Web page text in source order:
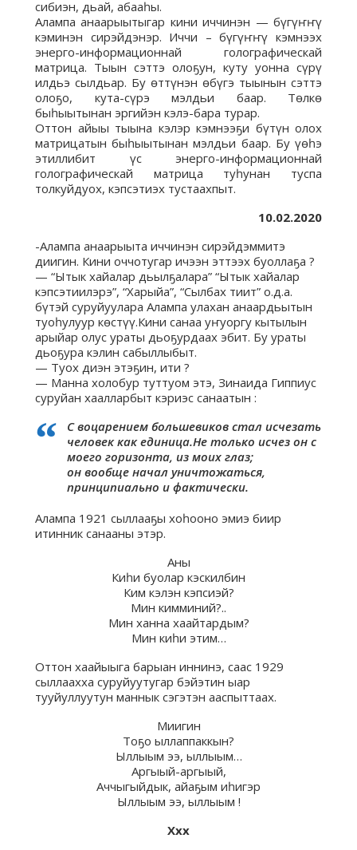
сибиэн, дьай, абааһы.
Алампа анаарыытыгар кини иччинэн — бүгүҥҥү
кэминэн сирэйдэнэр. Иччи – бүгүҥҥү кэмнээх
энерго-информационнай голографическай
матрица. Тыын сэттэ олоҕун, куту уонна сүрү
илдьэ сылдьар. Бу өттүнэн өбүгэ тыынын сэттэ
олоҕо, кута-сүрэ мэлдьи баар. Төлкө
быһыытынан эргийэн кэлэ-бара турар.
Оттон айыы тыына кэлэр кэмнээҕи бүтүн олох
матрицатын быһыытынан мэлдьи баар. Бу үөһэ
этиллибит үс энерго-информационнай
голографическай матрица туһунан туспа
толкуйдуох, кэпсэтиэх тустаахпыт.
10.02.2020
-Алампа анаарыыта иччинэн сирэйдэммитэ
диигин. Кини оччотугар ичээн эттээх буоллаҕа ?
— “Ытык хайалар дьылҕалара” “Ытык хайалар
кэпсэтиилэрэ”, “Харыйа”, “Сылбах тиит” о.д.а.
бүтэй суруйуулара Алампа улахан анаардьытын
туоһулуур көстүү.Кини санаа уҥуоргу кытылын
арыйар олус ураты дьоҕурдаах эбит. Бу ураты
дьоҕура кэлин сабыллыбыт.
— Туох диэн этэҕин, ити ?
— Манна холобур туттуом этэ, Зинаида Гиппиус
суруйан хаалларбыт кэриэс санаатын :
С воцарением большевиков стал исчезать
человек как единица.Не только исчез он с
моего горизонта, из моих глаз;
он вообще начал уничтожаться,
принципиально и фактически.
Алампа 1921 сыллааҕы хоһооно эмиэ биир
итинник санааны этэр.
Аны
Киһи буолар кэскилбин
Ким кэлэн кэпсиэй?
Мин кимминий?..
Мин ханна хаайтардым?
Мин киһи этим…
Оттон хаайыыга барыан иннинэ, саас 1929
сыллаахха суруйуутугар бэйэтин ыар
тууйуллуутун маннык сэгэтэн ааспыттаах.
Миигин
Тоҕо ыллаппаккын?
Ыллыым ээ, ыллыым…
Аргыый-аргыый,
Аччыгыйдык, айаҕым иһигэр
Ыллыым ээ, ыллыым !
Ххх